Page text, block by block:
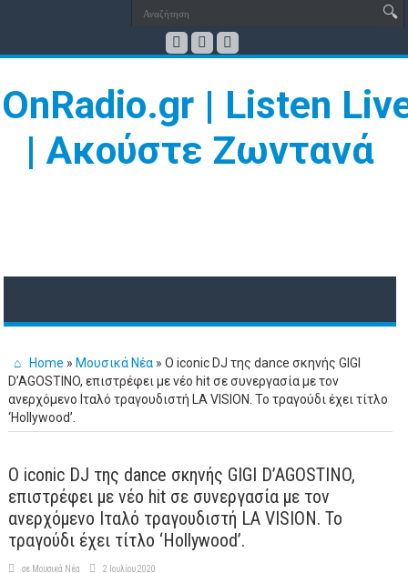
Home » Μουσικά Νέα » Ο iconic DJ της dance σκηνής GIGI
D’AGOSTINO, επιστρέφει με νέο hit σε συνεργασία με τον
ανερχόμενο Ιταλό τραγουδιστή LA VISION. To τραγούδι έχει τίτλο
‘Hollywood’.
Ο iconic DJ της dance σκηνής GIGI D’AGOSTINO,
επιστρέφει με νέο hit σε συνεργασία με τον
ανερχόμενο Ιταλό τραγουδιστή LA VISION. To
τραγούδι έχει τίτλο ‘Hollywood’.
σε Μουσικά Νέα 2 Ιουλίου 2020